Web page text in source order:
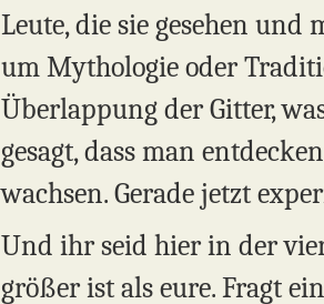
Leute, die sie gesehen
um Mythologie oder
Überlappung der Gitter,
gesagt, dass man
wachsen. Gerade jetzt
Und ihr seid hier in der
größer ist als eure. Fragt